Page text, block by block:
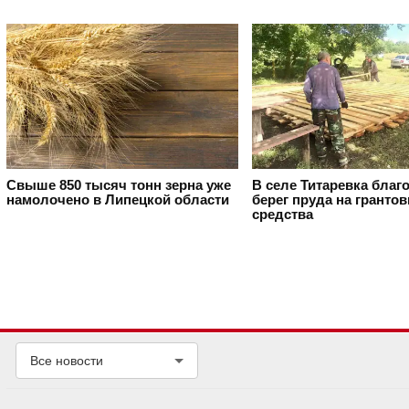
Свыше 850 тысяч тонн зерна уже
намолочено в Липецкой области
В селе Титаревка
берег пруда на
средства
Все новости